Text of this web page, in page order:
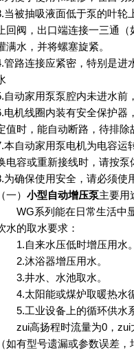
当被抽吸液面低于泵的叶轮
回阀，出口端连接一三通
满水，并将螺塞旋紧。
管路连接应紧密，特别是进
自动家用泵泵腔内未进水前
电机线圈内装有安全保护器
值时，能自动断路，待排
本自动家用泵电机为电容运
电容或重新接线时，请按
为确保使用安全，请必须使
（一） 小型自动增压泵主要用
WG系列能在日常生活中显
水的取水要求：
1.自来水压低时增压用水
2.沐浴器增压用水。
3.井水、水池取水。
4.太阳能或煤炉取暖热水
5.工业设备上的循环供水
zui高扬程时流量为0，zui
（如有型号遗漏或参数误差